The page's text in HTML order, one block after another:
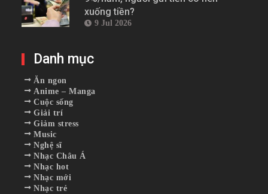
xuống tiền?
9 Jul 2026
Danh mục
Ăn ngon
Anime – Manga
Cuộc sống
Giải trí
Giảm stress
Music
Nghệ sĩ
Nhạc Châu Á
Nhạc hot
Nhạc mới
Nhạc trẻ